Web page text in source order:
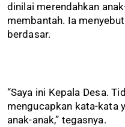
dinilai merendahkan
membantah. Ia
berdasar.
“Saya ini Kepala Desa.
mengucapkan kata-kata
anak-anak,” tegasnya.